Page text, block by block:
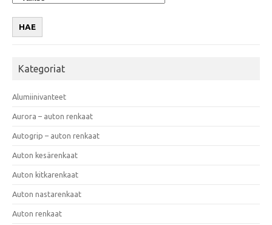
HAE
Kategoriat
Alumiinivanteet
Aurora – auton renkaat
Autogrip – auton renkaat
Auton kesärenkaat
Auton kitkarenkaat
Auton nastarenkaat
Auton renkaat